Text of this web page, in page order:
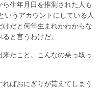
生年月日を推測された人も
いうアカウントにしている人
だと何年生まれかわからな
と言うわけだ。
たこと。こんなの乗っ取っ
ばおにぎりが貰えてしまう